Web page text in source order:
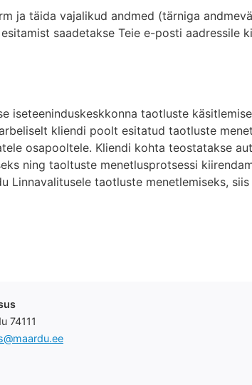
ja täida vajalikud andmed (tärniga
saadetakse Teie e-posti aadressile
iseteeninduskeskkonna taotluste
kliendi poolt esitatud taotluste
osapooltele. Kliendi kohta teostatakse
ning taoltuste menetlusprotsessi
Linnavalitusele taotluste menetlemiseks,
74111